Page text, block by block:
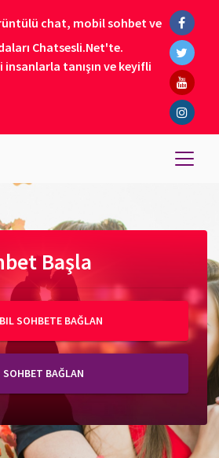
chat, mobil sohbet ve
Chatsesli.Net'te.
tanışın ve keyifli
Başla
SOHBETE BAĞLAN
SOHBET BAĞLAN